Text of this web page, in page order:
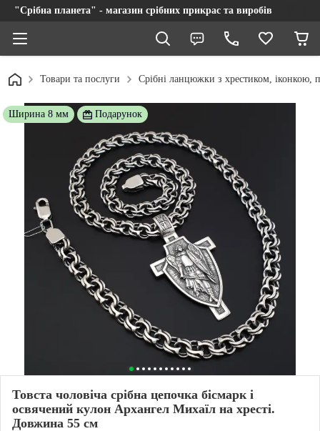
"Срібна планета" - магазин срібних прикрас та виробів
Товари та послуги Срібні ланцюжки з хрестиком, іконкою,
Ширина 8 мм Подарунок
Товста чоловіча срібна цепочка бісмарк і
освячений кулон Архангел Михаїл на хресті.
Довжина 55 см